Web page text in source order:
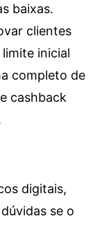
baixas.
clientes
inicial
completo de
cashback
digitais,
se o